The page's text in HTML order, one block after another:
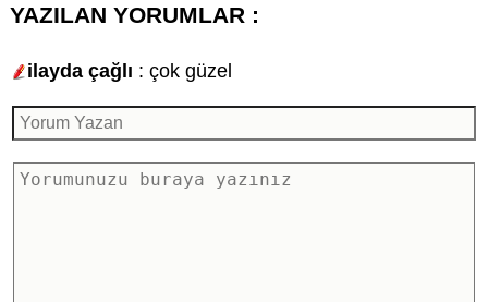
YAZILAN YORUMLAR :
ilayda çağlı : çok güzel